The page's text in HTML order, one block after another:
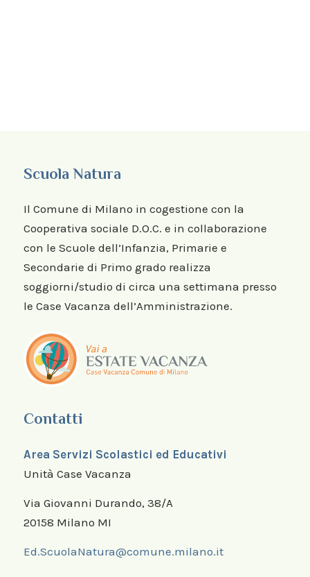
Scuola Natura
Il Comune di Milano in cogestione con la
Cooperativa sociale D.O.C. e in collaborazione
con le Scuole dell’Infanzia, Primarie e
Secondarie di Primo grado realizza
soggiorni/studio di circa una settimana presso
le Case Vacanza dell’Amministrazione.
Contatti
Area Servizi Scolastici ed Educativi
Unità Case Vacanza
Via Giovanni Durando, 38/A
20158 Milano MI
Ed.ScuolaNatura@comune.milano.it